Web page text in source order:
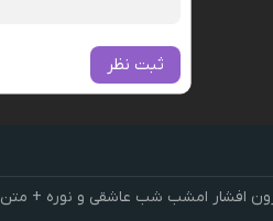
ثبت نظر
افشار امشب شب عاشقی و نوره + متن